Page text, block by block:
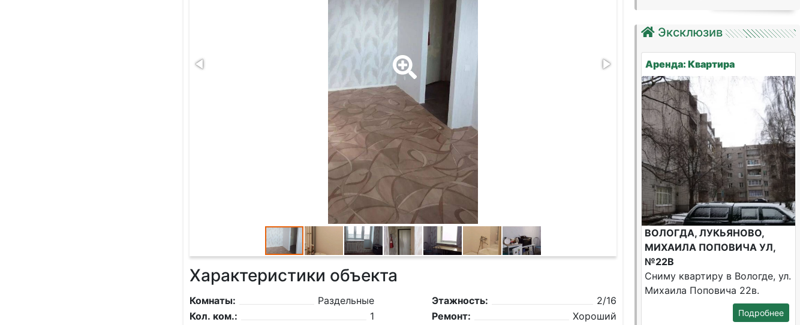
Характеристики объекта
Комнаты:
Раздельные
Кол. ком.:
1
Этажность:
2/16
Ремонт:
Хороший
Эксклюзив
Аренда: Квартира
ВОЛОГДА, ЛУКЬЯНОВО,
МИХАИЛА ПОПОВИЧА УЛ,
№22В
Сниму квартиру в Вологде, ул.
Михаила Поповича 22в.
Подробнее